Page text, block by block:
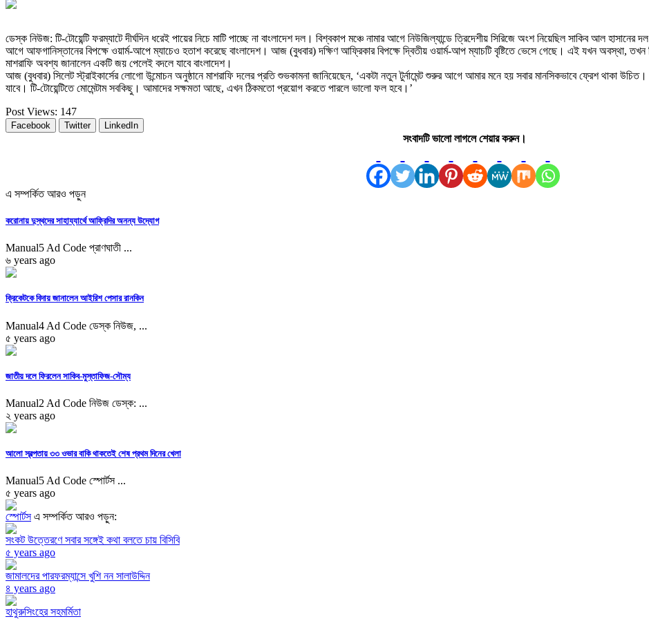
ডেস্ক নিউজ: টি-টোয়েন্টি ফরম্যাটে দীর্ঘদিন ধরেই পায়ের নিচে মাটি পাচ্ছে না বাংলাদেশ দল। বিশ্বকাপ মঞ্চে নামার আগে নিউজিল্যান্ডে ত্রিদেশীয় সিরিজে অংশ নিয়েছিল সাকিব আল
আগে আফগানিস্তানের বিপক্ষে ওয়ার্ম-আপে ম্যাচেও হতাশ করেছে বাংলাদেশ। আজ (বুধবার) দক্ষিণ আফ্রিকার বিপক্ষে দ্বিতীয় ওয়ার্ম-আপ ম্যাচটি বৃষ্টিতে ভেসে গেছে। এই যখন অবস্থা, তখন
মাশরাফি অবশ্য জানালেন একটি জয় পেলেই বদলে যাবে বাংলাদেশ।
আজ (বুধবার) সিলেট স্ট্রাইকার্সের লোগো উন্মোচন অনুষ্ঠানে মাশরাফি দলের প্রতি শুভকামনা জানিয়েছেন, ‘একটা নতুন টুর্নামেন্ট শুরুর আগে আমার মনে হয় সবার মানসিকভাবে ফ্রেশ থাকা
যাবে। টি-টোয়েন্টিতে মোমেন্টাম সবকিছু। আমাদের সক্ষমতা আছে, এখন ঠিকমতো প্রয়োগ করতে পারলে ভালো ফল হবে।’
Post Views: 147
Facebook Twitter LinkedIn
সংবাদটি ভালো লাগলে শেয়ার করুন।
এ সম্পর্কিত আরও পড়ুন
করোনায় দুস্থদের সাহায্যার্থে আফ্রিদির অনন্য উদ্যোগ
Manual5 Ad Code প্রাণঘাতী ...
৬ years ago
ক্রিকেটকে বিদায় জানালেন আইরিশ পেসার রানকিন
Manual4 Ad Code ডেস্ক নিউজ, ...
৫ years ago
জাতীয় দলে ফিরলেন সাকিব-মুস্তাফিজ-সৌম্য
Manual2 Ad Code নিউজ ডেস্ক: ...
২ years ago
আলো স্বল্পতায় ৩৩ ওভার বাকি থাকতেই শেষ প্রথম দিনের খেলা
Manual5 Ad Code স্পোর্টস ...
৫ years ago
স্পোর্টসএ সম্পর্কিত আরও পড়ুন:
সংকট উত্তেরণে সবার সঙ্গেই কথা বলতে চায় বিসিবি
৫ years ago
জামালদের পারফরম্যান্সে খুশি নন সালাউদ্দিন
৪ years ago
হাথুরুসিংহের সহমর্মিতা